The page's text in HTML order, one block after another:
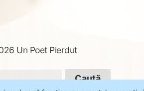
Un Poet Pierdut